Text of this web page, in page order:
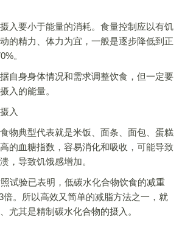
要小于能量的消耗。食量控制应以有饥
的精力、体力为宜，一般是逐步降低到正
。
身身体情况和需求调整饮食，但一定要
入的能量。
入
典型代表就是米饭、面条、面包、蛋糕
的血糖指数，容易消化和吸收，可能导致
，导致饥饿感增加。
验已表明，低碳水化合物饮食的减重
倍。所以高效又简单的减脂方法之一，就
尤其是精制碳水化合物的摄入。